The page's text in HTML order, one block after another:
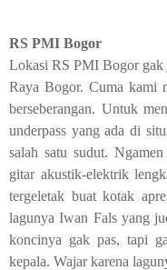
RS PMI Bogor
Lokasi RS PMI Bogor gak
Raya Bogor. Cuma kami
berseberangan. Untuk
underpass yang ada di
salah satu sudut.
gitar akustik-elektrik
tergeletak buat kotak
lagunya Iwan Fals yang
koncinya gak pas, tapi
kepala. Wajar karena